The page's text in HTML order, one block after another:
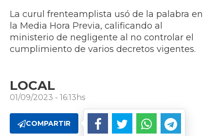
La curul frenteamplista usó de la palabra en
la Media Hora Previa, calificando al
ministerio de negligente al no controlar el
cumplimiento de varios decretos vigentes.
LOCAL
01/09/2023 - 16:13hs
COMPARTIR